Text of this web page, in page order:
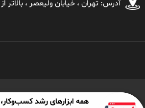
آدرس: تهران ، خيابان ولیعصر ، بالاتر از
همه ابزارهای رشد